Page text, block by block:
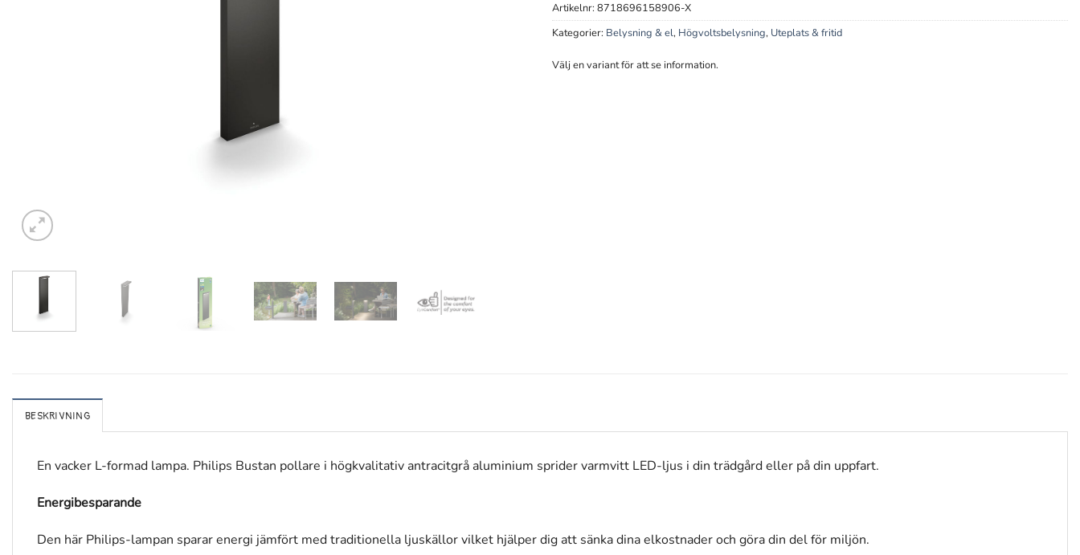
Artikelnr: 8718696158906-X
Kategorier: Belysning & el, Högvoltsbelysning, Uteplats & fritid
Välj en variant för att se information.
BESKRIVNING
En vacker L-formad lampa. Philips Bustan pollare i högkvalitativ antracitgrå aluminium sprider varmvitt LED-ljus i din trädgård eller på din uppfart.
Energibesparande
Den här Philips-lampan sparar energi jämfört med traditionella ljuskällor vilket hjälper dig att sänka dina elkostnader och göra din del för miljön.